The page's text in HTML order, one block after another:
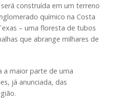
construída em um terreno
químico na Costa
– uma floresta de tubos
que abrange milhares de
a maior parte de uma
já anunciada, das